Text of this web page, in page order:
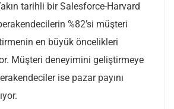
tarihli bir Salesforce-Harvard
%82’si müşteri
en büyük öncelikleri
Müşteri deneyimini geliştirmeye
ise pazar payını